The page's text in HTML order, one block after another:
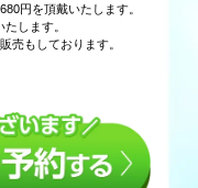
円を頂戴いたします。
します。
売もしております。